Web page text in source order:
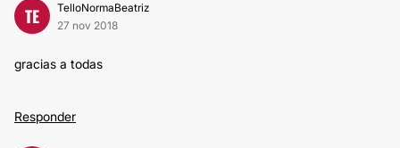
TE
TelloNormaBeatriz
27 nov 2018
gracias a todas
Responder